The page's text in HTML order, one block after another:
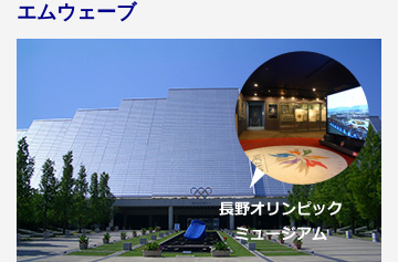
2026.07.01| お知らせ
ビッグハット
10/31（土）GENERATIONS LIVE TOUR
2026 "PARALLEL QUEST"
イベント エムウェーブ
9/5・6【2026秋のアメドラフェスタ㏌エムウ
ェーブ】
エムウェーブ